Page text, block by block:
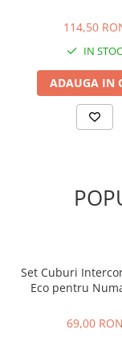
114,50
IN STOC
ADAUGA IN
Set Cuburi
Eco pentru
Culori, 3+
69,00 RON